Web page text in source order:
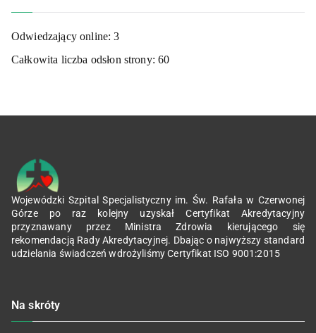
Odwiedzający online:3
Całkowita liczba odsłon strony:60
Wojewódzki Szpital Specjalistyczny im. Św. Rafała w Czerwonej
Górze po raz kolejny uzyskał Certyfikat Akredytacyjny
przyznawany przez Ministra Zdrowia kierującego się
rekomendacją Rady Akredytacyjnej. Dbając o najwyższy standard
udzielania świadczeń wdrożyliśmy Certyfikat ISO 9001:2015
Na skróty